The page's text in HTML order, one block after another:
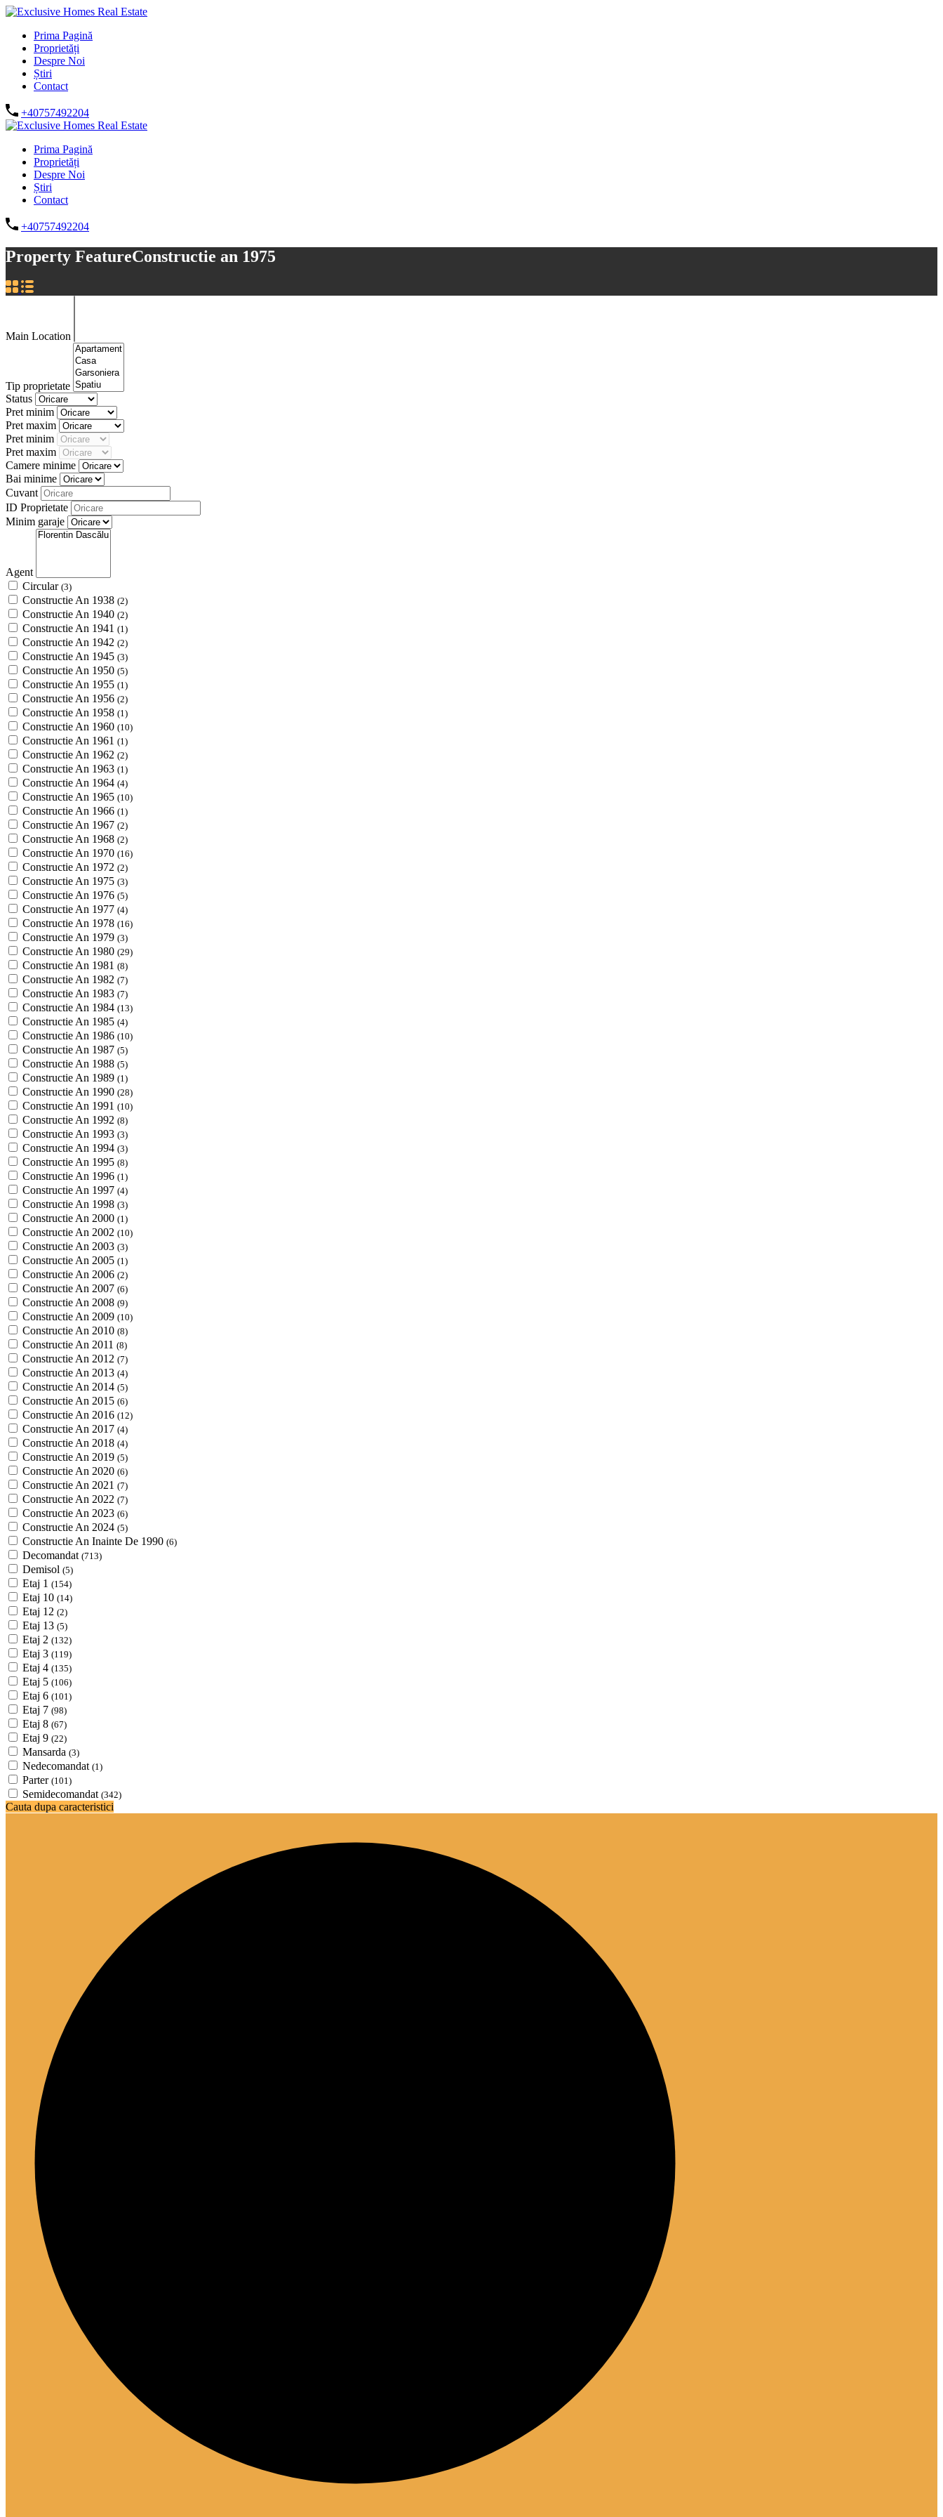
Prima Pagină
Proprietăți
Despre Noi
Știri
Contact
+40757492204
Prima Pagină
Proprietăți
Despre Noi
Știri
Contact
+40757492204
Property FeatureConstructie an 1975
Main Location
Tip proprietate
Status
Pret minim
Pret maxim
Pret minim
Pret maxim
Camere minime
Bai minime
Cuvant
ID Proprietate
Minim garaje
Agent
Circular (3)
Constructie An 1938 (2)
Constructie An 1940 (2)
Constructie An 1941 (1)
Constructie An 1942 (2)
Constructie An 1945 (3)
Constructie An 1950 (5)
Constructie An 1955 (1)
Constructie An 1956 (2)
Constructie An 1958 (1)
Constructie An 1960 (10)
Constructie An 1961 (1)
Constructie An 1962 (2)
Constructie An 1963 (1)
Constructie An 1964 (4)
Constructie An 1965 (10)
Constructie An 1966 (1)
Constructie An 1967 (2)
Constructie An 1968 (2)
Constructie An 1970 (16)
Constructie An 1972 (2)
Constructie An 1975 (3)
Constructie An 1976 (5)
Constructie An 1977 (4)
Constructie An 1978 (16)
Constructie An 1979 (3)
Constructie An 1980 (29)
Constructie An 1981 (8)
Constructie An 1982 (7)
Constructie An 1983 (7)
Constructie An 1984 (13)
Constructie An 1985 (4)
Constructie An 1986 (10)
Constructie An 1987 (5)
Constructie An 1988 (5)
Constructie An 1989 (1)
Constructie An 1990 (28)
Constructie An 1991 (10)
Constructie An 1992 (8)
Constructie An 1993 (3)
Constructie An 1994 (3)
Constructie An 1995 (8)
Constructie An 1996 (1)
Constructie An 1997 (4)
Constructie An 1998 (3)
Constructie An 2000 (1)
Constructie An 2002 (10)
Constructie An 2003 (3)
Constructie An 2005 (1)
Constructie An 2006 (2)
Constructie An 2007 (6)
Constructie An 2008 (9)
Constructie An 2009 (10)
Constructie An 2010 (8)
Constructie An 2011 (8)
Constructie An 2012 (7)
Constructie An 2013 (4)
Constructie An 2014 (5)
Constructie An 2015 (6)
Constructie An 2016 (12)
Constructie An 2017 (4)
Constructie An 2018 (4)
Constructie An 2019 (5)
Constructie An 2020 (6)
Constructie An 2021 (7)
Constructie An 2022 (7)
Constructie An 2023 (6)
Constructie An 2024 (5)
Constructie An Inainte De 1990 (6)
Decomandat (713)
Demisol (5)
Etaj 1 (154)
Etaj 10 (14)
Etaj 12 (2)
Etaj 13 (5)
Etaj 2 (132)
Etaj 3 (119)
Etaj 4 (135)
Etaj 5 (106)
Etaj 6 (101)
Etaj 7 (98)
Etaj 8 (67)
Etaj 9 (22)
Mansarda (3)
Nedecomandat (1)
Parter (101)
Semidecomandat (342)
Cauta dupa caracteristici